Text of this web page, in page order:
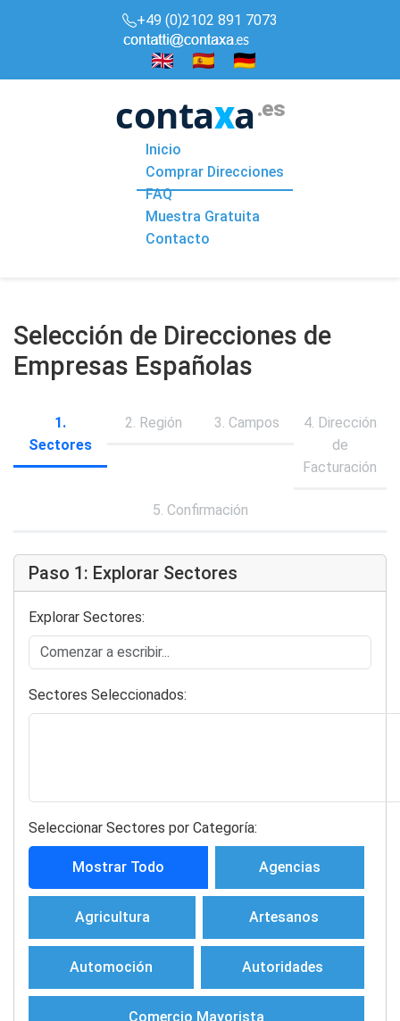
+49 (0)2102 891 7073
contaxa.es
Inicio
Comprar Direcciones
FAQ
Muestra Gratuita
Contacto
Selección de Direcciones de
Empresas Españolas
1.
Sectores
2. Región 3. Campos
4. Dirección
de
Facturación
5. Confirmación
Paso 1: Explorar Sectores
Explorar Sectores:
Sectores Seleccionados:
Seleccionar Sectores por Categoría:
Mostrar Todo Agencias
Agricultura Artesanos
Automoción Autoridades
Comercio Mayorista